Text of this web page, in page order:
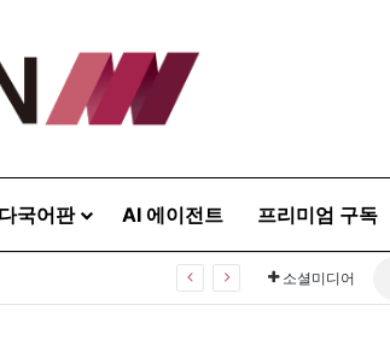
다국어판 AI 에이전트 프리미엄 구독
소셜미디어